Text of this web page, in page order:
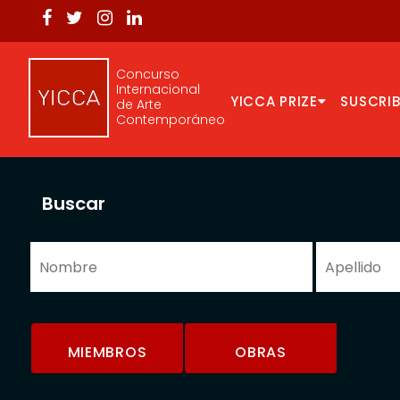
Concurso
Internacional
de Arte
Contemporáneo
YICCA PRIZE
Buscar
MIEMBROS OBRAS